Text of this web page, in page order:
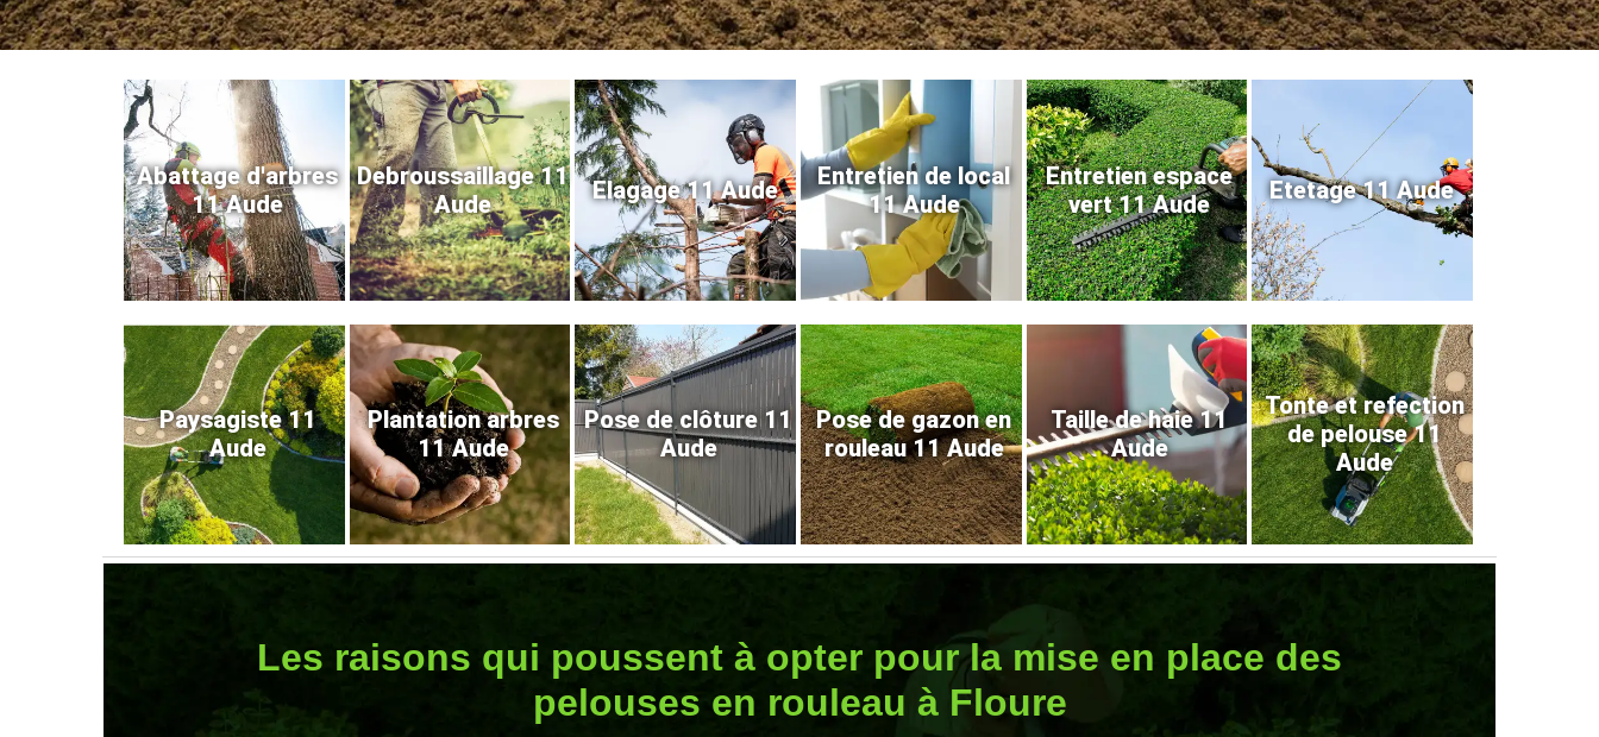
Abattage d'arbres
11 Aude
Debroussaillage 11
Aude
Elagage 11 Aude
Entretien de local
11 Aude
Entretien espace
vert 11 Aude
Etetage 11 Aude
Paysagiste 11
Aude
Plantation arbres
11 Aude
Pose de clôture 11
Aude
Pose de gazon en
rouleau 11 Aude
Taille de haie 11
Aude
Tonte et refection
de pelouse 11
Aude
Les raisons qui poussent à opter pour la mise en place des
pelouses en rouleau à Floure